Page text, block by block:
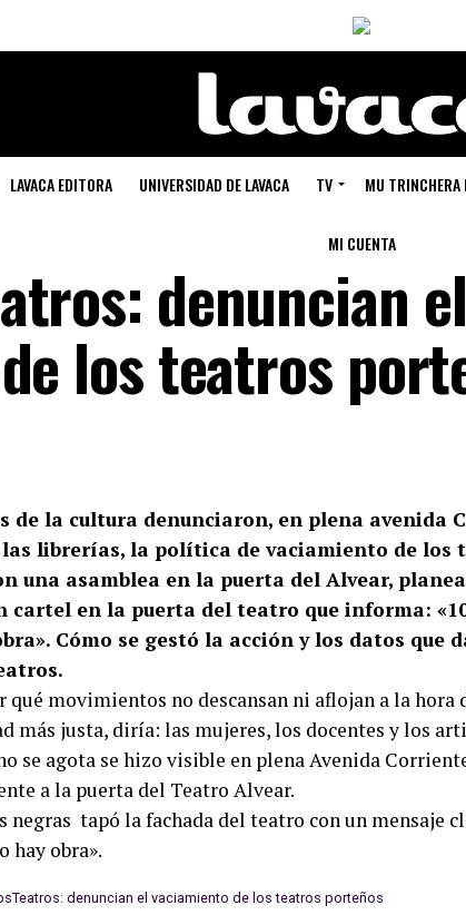
LAVACA EDITORA UNIVERSIDAD DE LAVACA TV MU TRINCHERA
MI CUENTA
denuncian el
los teatros
de la cultura denunciaron, en plena avenida
las librerías, la política de vaciamiento de los
una asamblea en la puerta del Alvear,
cartel en la puerta del teatro que informa:
Cómo se gestó la acción y los datos que
qué movimientos no descansan ni aflojan a la hora
más justa, diría: las mujeres, los docentes y los
se agota se hizo visible en plena Avenida
a la puerta del Teatro Alvear.
negras tapó la fachada del teatro con un mensaje
hay obra».